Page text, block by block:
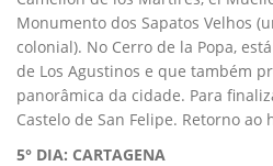
Monumento dos Sapatos Velhos
colonial). No Cerro de la Popa,
de Los Agustinos e que também
panorâmica da cidade. Para
Castelo de San Felipe. Retorno ao
5° DIA: CARTAGENA